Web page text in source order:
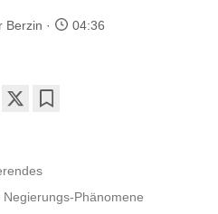
Berzin 04:36
Phänomene